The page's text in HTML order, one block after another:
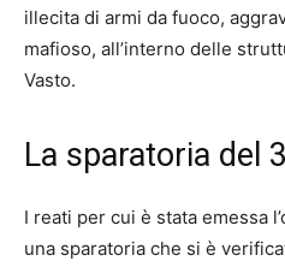
illecita di armi da fuoco,
mafioso, all’interno delle
Vasto.
La sparatoria del
I reati per cui è stata emessa
una sparatoria che si è